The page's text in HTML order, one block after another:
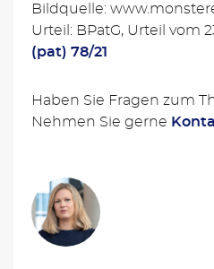
Bildquelle:
Urteil: BPatG, Urteil vom
(pat) 78/21
Haben Sie Fragen zum
Nehmen Sie gerne